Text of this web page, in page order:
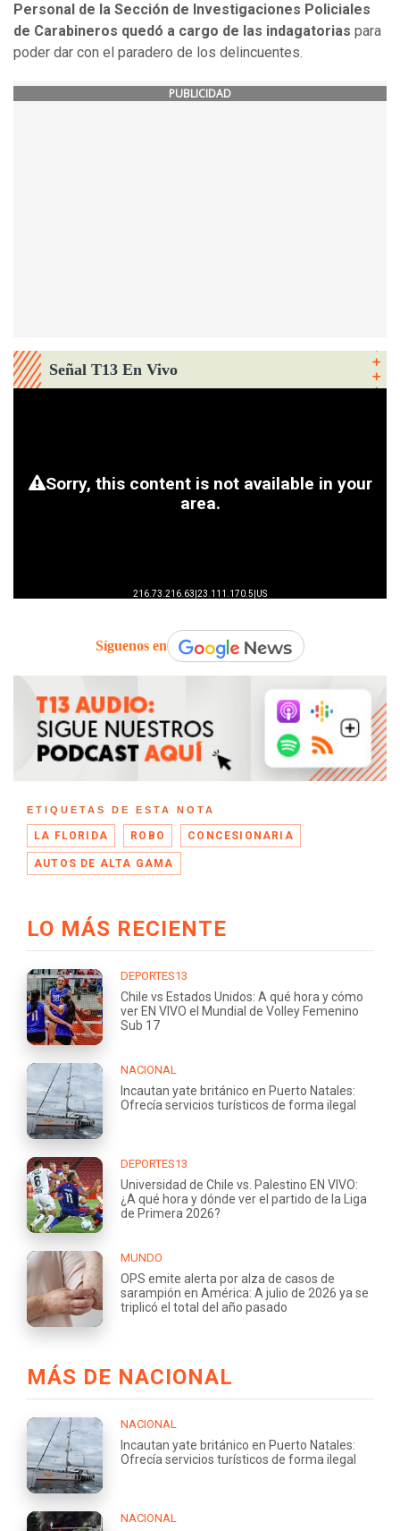
Personal de la Sección de Investigaciones Policiales
de Carabineros quedó a cargo de las indagatorias para
poder dar con el paradero de los delincuentes.
PUBLICIDAD
Señal T13 En Vivo
Síguenos en
ETIQUETAS DE ESTA NOTA
LA FLORIDA ROBO CONCESIONARIA
AUTOS DE ALTA GAMA
LO MÁS RECIENTE
DEPORTES13
Chile vs Estados Unidos: A qué hora y cómo
ver EN VIVO el Mundial de Volley Femenino
Sub 17
NACIONAL
Incautan yate británico en Puerto Natales:
Ofrecía servicios turísticos de forma ilegal
DEPORTES13
Universidad de Chile vs. Palestino EN VIVO:
¿A qué hora y dónde ver el partido de la Liga
de Primera 2026?
MUNDO
OPS emite alerta por alza de casos de
sarampión en América: A julio de 2026 ya se
triplicó el total del año pasado
MÁS DE NACIONAL
NACIONAL
Incautan yate británico en Puerto Natales:
Ofrecía servicios turísticos de forma ilegal
NACIONAL